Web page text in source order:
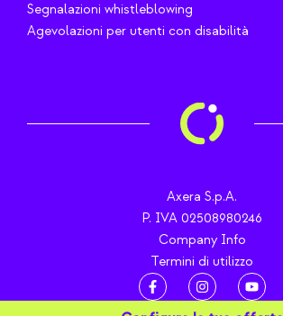
Segnalazioni whistleblowing
Agevolazioni per utenti con disabilità
Axera S.p.A.
P. IVA 02508980246
Company Info
Termini di utilizzo